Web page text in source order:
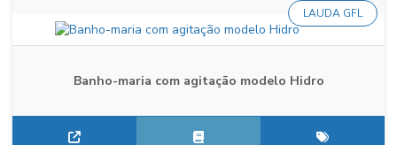
Banho-maria com agitação modelo Hidro
LAUDA GFL